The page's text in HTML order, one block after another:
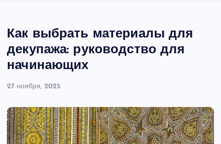
Как выбрать материалы для
декупажа: руководство для
начинающих
27 ноября, 2025